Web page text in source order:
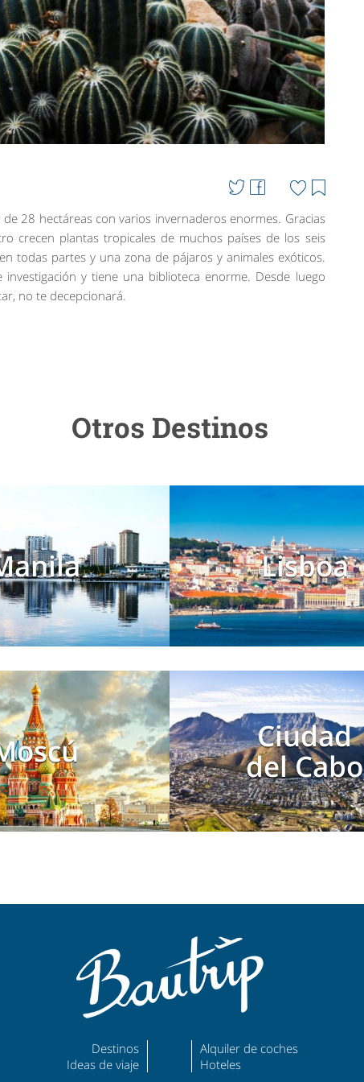
28 hectáreas con varios invernaderos enormes. Gracias
crecen plantas tropicales de muchos países de los seis
todas partes y una zona de pájaros y animales exóticos.
y tiene una biblioteca enorme. Desde luego
no te decepcionará.
Otros Destinos
Lisboa
Ciudad
del Cabo
Destinos
Ideas de viaje
Alquiler de coches
Hoteles